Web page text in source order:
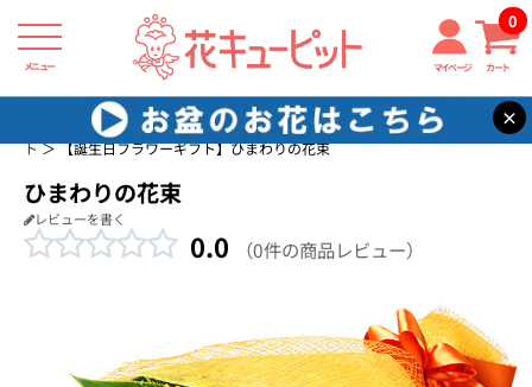
メニュー マイページ カート
0
×
花キューピット
誕生日に贈る花・花束・アレンジメントのフラワーギフ
ト
【誕生日フラワーギフト】ひまわりの花束
ひまわりの花束
レビューを書く
0.0 （0件の商品レビュー）